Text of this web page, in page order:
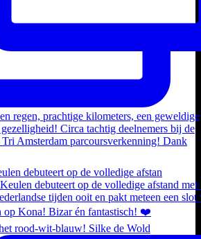
debuteert op de volledige afstan
rood-wit-blauw! Silke de Wold